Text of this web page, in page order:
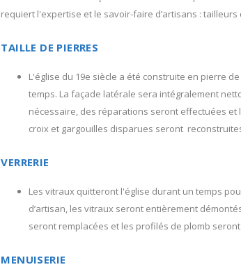
requiert l'expertise et le savoir-faire d’artisans :
TAILLE DE PIERRES
L'église du 19e siècle a été construite en pierre
temps. La façade latérale sera intégralement
nécessaire, des réparations seront effectuées
croix et gargouilles disparues seront
VERRERIE
Les vitraux quitteront l'église durant un temps
d’artisan, les vitraux seront entièrement
seront remplacées et les profilés de plomb
MENUISERIE